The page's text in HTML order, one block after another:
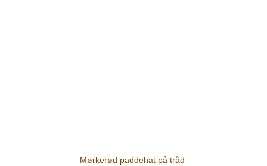
Mørkerød paddehat på tråd